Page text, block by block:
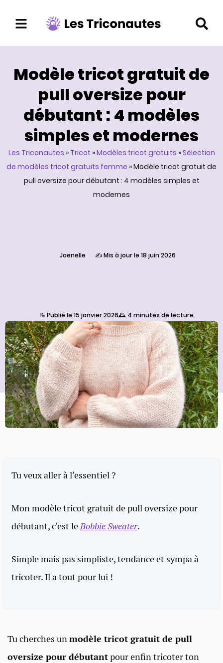
Aller
au
Modèle tricot gratuit de
pull oversize pour
débutant : 4 modèles
simples et modernes
Les Triconautes » Tricot »Modèles tricot gratuits »Sélection
de modèles tricot gratuits femme »Modèle tricot gratuit de
pull oversize pour débutant : 4 modèles simples et
modernes
Jaenelle ✍️ Mis à jour le 18 juin 2026
📝 Publié le 15 janvier 2026🕰️ 4 minutes de lecture
Tu veux aller à l’essentiel ?
Mon modèle tricot gratuit de pull oversize pour
débutant, c’est leBobbie Sweater.
Simple mais pas simpliste, tendance et sympa à
tricoter. Il a tout pour lui !
Tu cherches unmodèle tricot gratuit de pull
oversize pour débutantpour enfin tricoter ton